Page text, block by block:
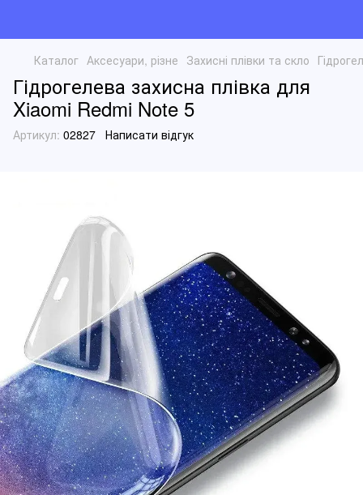
Каталог Аксесуари, різне Захисні плівки та скло
Гідрогелева захисна плівка для
Xiaomi Redmi Note 5
Артикул: 02827 Написати відгук